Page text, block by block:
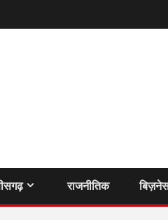
राजनीतिक